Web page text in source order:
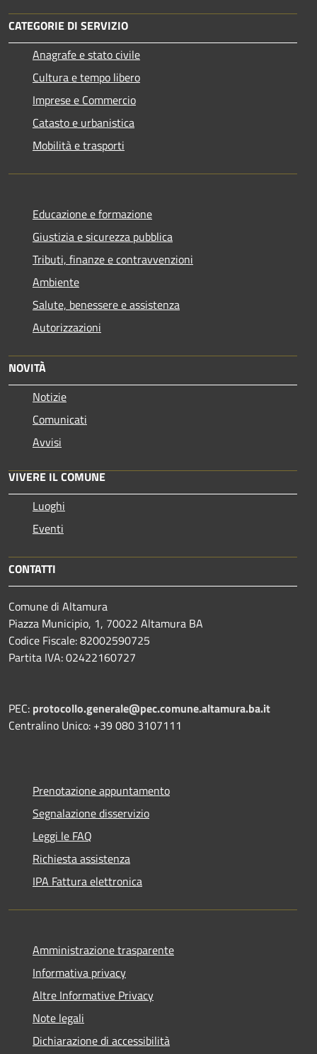
CATEGORIE DI SERVIZIO
Anagrafe e stato civile
Cultura e tempo libero
Imprese e Commercio
Catasto e urbanistica
Mobilità e trasporti
Educazione e formazione
Giustizia e sicurezza pubblica
Tributi, finanze e contravvenzioni
Ambiente
Salute, benessere e assistenza
Autorizzazioni
NOVITÀ
Notizie
Comunicati
Avvisi
VIVERE IL COMUNE
Luoghi
Eventi
CONTATTI
Comune di Altamura
Piazza Municipio, 1, 70022 Altamura BA
Codice Fiscale: 82002590725
Partita IVA: 02422160727
PEC: protocollo.generale@pec.comune.altamura.ba.it
Centralino Unico: +39 080 3107111
Prenotazione appuntamento
Segnalazione disservizio
Leggi le FAQ
Richiesta assistenza
IPA Fattura elettronica
Amministrazione trasparente
Informativa privacy
Altre Informative Privacy
Note legali
Dichiarazione di accessibilità